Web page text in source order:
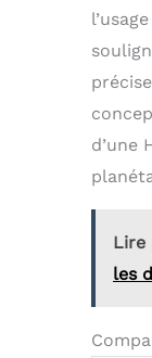
d’une
Lire
les